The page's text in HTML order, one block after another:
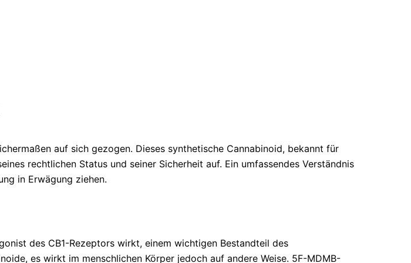
auf sich gezogen. Dieses synthetische Cannabinoid, bekannt für
rechtlichen Status und seiner Sicherheit auf. Ein umfassendes Verständnis
in Erwägung ziehen.
des CB1-Rezeptors wirkt, einem wichtigen Bestandteil des
es wirkt im menschlichen Körper jedoch auf andere Weise. 5F-MDMB-